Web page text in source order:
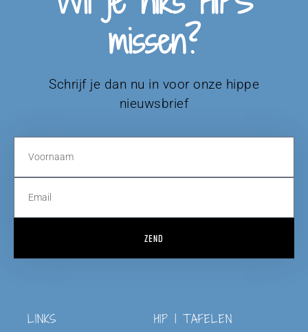
missen?
Schrijf je dan nu in voor onze hippe
nieuwsbrief
ZEND
LINKS HIP | TAFELEN